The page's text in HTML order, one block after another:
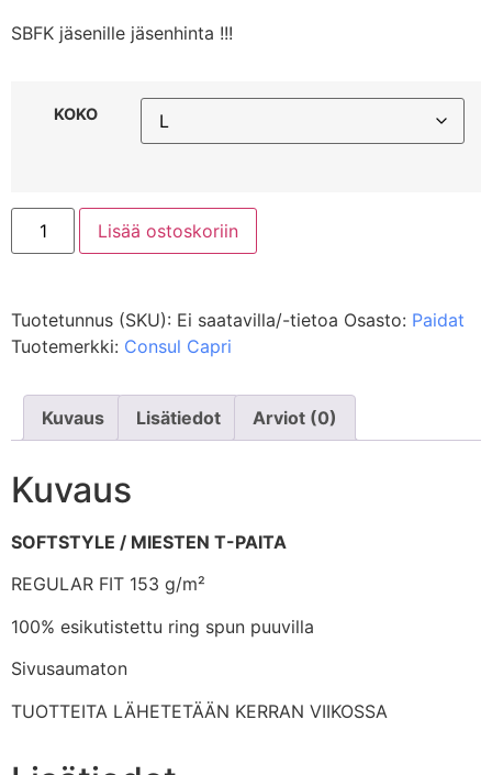
SBFK jäsenille jäsenhinta !!!
KOKO
Lisää ostoskoriin
Tuotetunnus (SKU): Ei saatavilla/-tietoa Osasto: Paidat
Tuotemerkki: Consul Capri
Kuvaus Lisätiedot Arviot (0)
Kuvaus
SOFTSTYLE / MIESTEN T-PAITA
REGULAR FIT 153 g/m²
100% esikutistettu ring spun puuvilla
Sivusaumaton
TUOTTEITA LÄHETETÄÄN KERRAN VIIKOSSA